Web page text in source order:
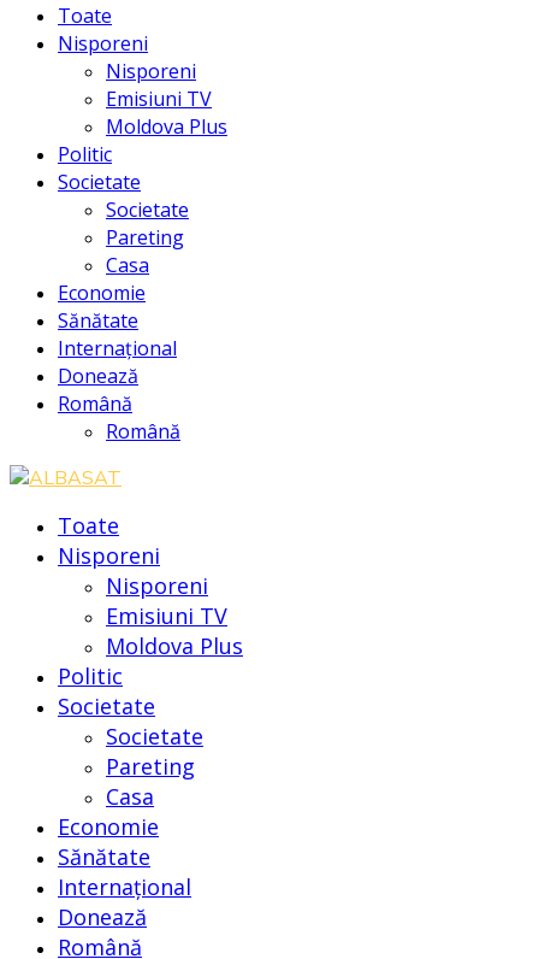
Toate
Nisporeni
Nisporeni
Emisiuni TV
Moldova Plus
Politic
Societate
Societate
Pareting
Casa
Economie
Sănătate
Internațional
Donează
Română
Română
Toate
Nisporeni
Nisporeni
Emisiuni TV
Moldova Plus
Politic
Societate
Societate
Pareting
Casa
Economie
Sănătate
Internațional
Donează
Română